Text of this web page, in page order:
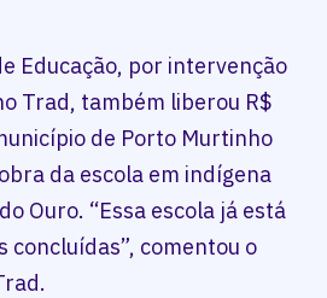
Educação, por intervenção
Trad, também liberou R$
de Porto Murtinho
da escola em indígena
Ouro. “Essa escola já está
concluídas”, comentou o